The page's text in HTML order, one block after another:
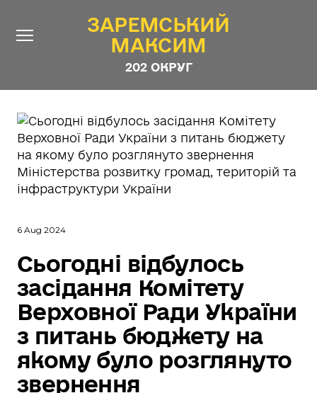
ЗАРЕМСЬКИЙ
МАКСИМ
202 ОКРУГ
ЗАРЕМСЬКИЙ
МАКСИМ
202 ОКРУГ
Новини
Звіти
Контакти
Стежити за Депутатом
6 Aug 2024
Сьогодні відбулось
засідання Комітету
Верховної Ради України
з питань бюджету на
якому було розглянуто
звернення